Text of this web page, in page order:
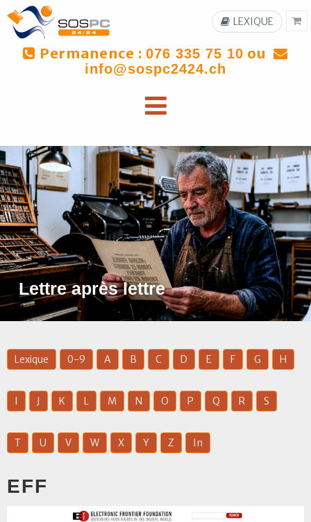
Permanence : 076 335 75 10 ou
info@sospc2424.ch
LEXIQUE
Lettre après lettre
Lexique 0-9 A B C D E F G H
I J K L M N O P Q R S
T U V W X Y Z In
EFF